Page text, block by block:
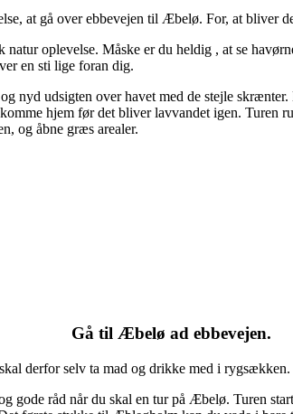
at gå over ebbevejen til Æbelø. For, at bliver
natur oplevelse. Måske er du heldig , at se
en sti lige foran dig.
nyd udsigten over havet med de stejle
hjem før det bliver lavvandet igen. Turen
og åbne græs arealer.
Gå til Æbelø ad ebbevejen.
derfor selv ta mad og drikke med i
gode råd når du skal en tur på Æbelø. Turen